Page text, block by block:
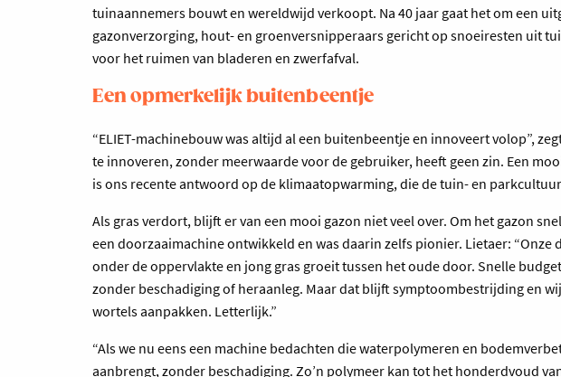
tuinaannemers bouwt en wereldwijd verkoopt. Na 40 jaar gaat het om een
gazonverzorging, hout- en groenversnipperaars gericht op snoeiresten uit
voor het ruimen van bladeren en zwerfafval.
Een opmerkelijk buitenbeentje
“ELIET-machinebouw was altijd al een buitenbeentje en innoveert volop”,
te innoveren, zonder meerwaarde voor de gebruiker, heeft geen zin. Een
is ons recente antwoord op de klimaatopwarming, die de tuin- en
Als gras verdort, blijft er van een mooi gazon niet veel over. Om het gazon
een doorzaaimachine ontwikkeld en was daarin zelfs pionier. Lietaer: “Onze
onder de oppervlakte en jong gras groeit tussen het oude door. Snelle
zonder beschadiging of heraanleg. Maar dat blijft symptoombestrijding en
wortels aanpakken. Letterlijk.”
“Als we nu eens een machine bedachten die waterpolymeren en
aanbrengt, zonder beschadiging. Zo’n polymeer kan tot het honderdvoud